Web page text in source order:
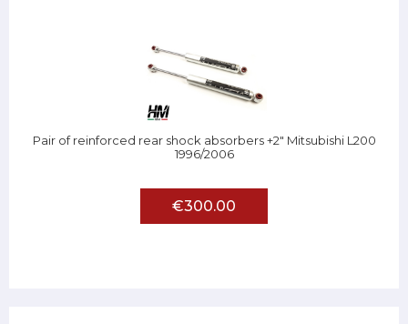
Pair of reinforced rear shock absorbers +2" Mitsubishi L200
1996/2006
€300.00